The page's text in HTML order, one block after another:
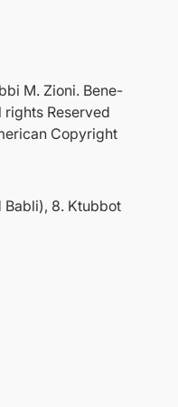
M. Zioni. Bene-
rights Reserved
Copyright
Babli), 8. Ktubbot